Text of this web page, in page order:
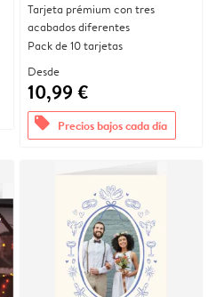
Tarjeta prémium con tres
acabados diferentes
Pack de 10 tarjetas
Desde
10,99 €
offers Precios bajos cada día